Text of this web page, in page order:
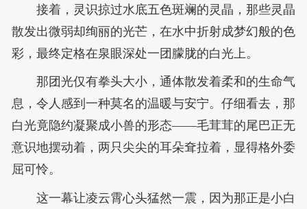
接着，灵识掠过水底五色斑斓的灵晶，那些灵晶
散发出微弱却绚丽的光芒，在水中折射成梦幻般的色
彩，最终定格在泉眼深处一团朦胧的白光上。
那团光仅有拳头大小，通体散发着柔和的生命气
息，令人感到一种莫名的温暖与安宁。仔细看去，那
白光竟隐约凝聚成小兽的形态——毛茸茸的尾巴正无
意识地摆动着，两只尖尖的耳朵耷拉着，显得格外委
屈可怜。
这一幕让凌云霄心头猛然一震，因为那正是小白